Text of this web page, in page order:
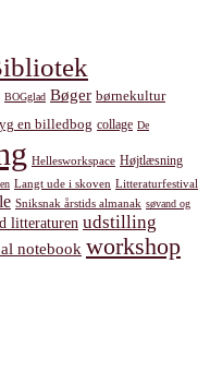
BOGglad Bøger børnekultur
en billedbog collage De
Hellesworkspace Højtlæsning
Langt ude i skoven Litteraturfestival
Sniksnak årstids almanak søvand og
litteraturen udstilling
notebook workshop